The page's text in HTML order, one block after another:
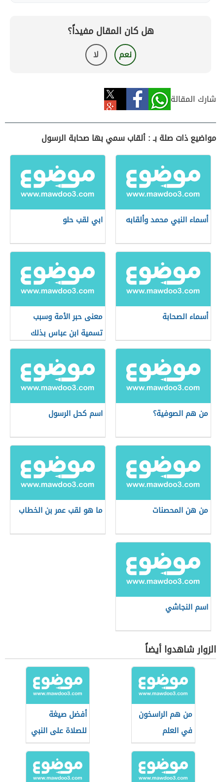
هل كان المقال مفيداً؟
نعم لا
شارك المقالة
مواضيع ذات صلة بـ : ألقاب سمي بها صحابة الرسول
أسماء النبي محمد وألقابه ابي لقب حلو
أسماء الصحابة
معنى حبر الأمة وسبب
تسمية ابن عباس بذلك
من هم الصوفية؟ اسم كحل الرسول
من هن المحصنات ما هو لقب عمر بن الخطاب
اسم النجاشي
الزوار شاهدوا أيضاً
من هم الراسخون
في العلم
أفضل صيغة
للصلاة على النبي